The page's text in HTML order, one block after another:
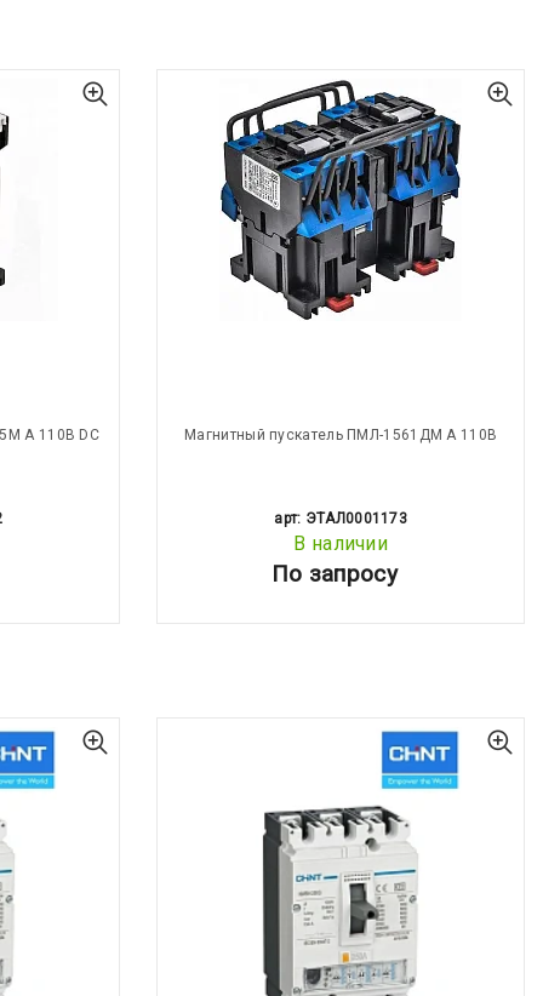
А 110В DC Магнитный пускатель ПМЛ-1561ДМ А 110В
арт: ЭТАЛ0001173
В наличии
По запросу